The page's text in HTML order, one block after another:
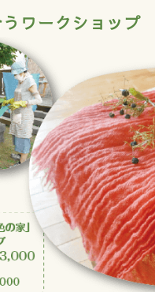
ワークショップ